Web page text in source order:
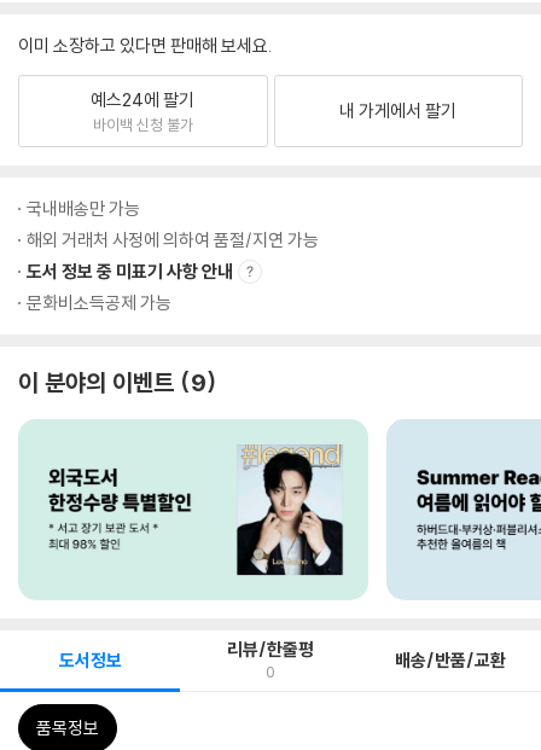
이미 소장하고 있다면 판매해 보세요.
예스24에 팔기
바이백 신청 불가
내 가게에서 팔기
국내배송만 가능
해외 거래처 사정에 의하여 품절/지연 가능
도서 정보 중 미표기 사항 안내
문화비소득공제 가능
이 분야의 이벤트 9
도서정보 리뷰/한줄평
0 배송/반품/교환
품목정보